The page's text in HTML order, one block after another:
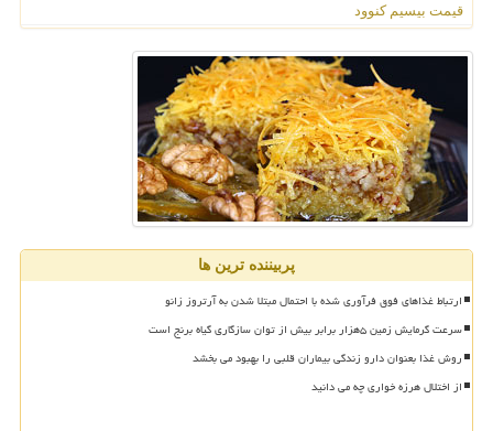
قیمت بیسیم کنوود
پربیننده ترین ها
ارتباط غذاهای فوق فرآوری شده با احتمال مبتلا شدن به آرتروز زانو
سرعت گرمایش زمین ۵هزار برابر بیش از توان سازگاری گیاه برنج است
روش غذا بعنوان دارو زندگی بیماران قلبی را بهبود می بخشد
از اختلال هرزه خواری چه می دانید